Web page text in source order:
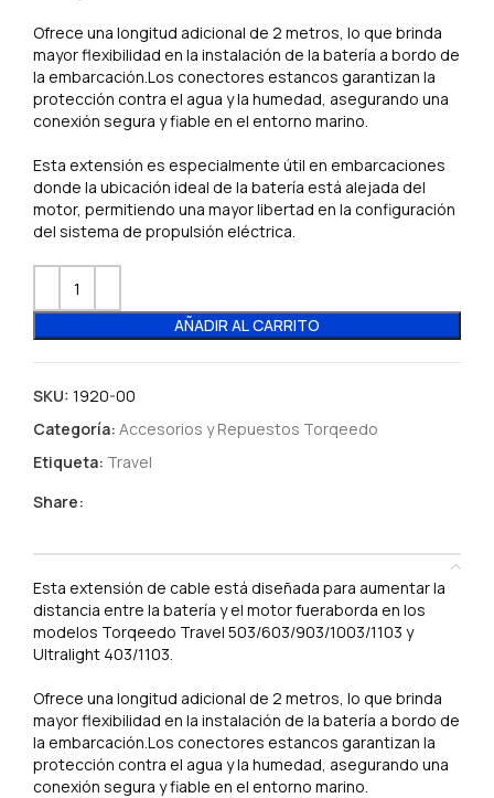
Ofrece una longitud adicional de 2 metros, lo que brinda
mayor flexibilidad en la instalación de la batería a bordo de
la embarcación.Los conectores estancos garantizan la
protección contra el agua y la humedad, asegurando una
conexión segura y fiable en el entorno marino.
Esta extensión es especialmente útil en embarcaciones
donde la ubicación ideal de la batería está alejada del
motor, permitiendo una mayor libertad en la configuración
del sistema de propulsión eléctrica.
AÑADIR AL CARRITO
SKU: 1920-00
Categoría: Accesorios y Repuestos Torqeedo
Etiqueta: Travel
Share:
Esta extensión de cable está diseñada para aumentar la
distancia entre la batería y el motor fueraborda en los
modelos Torqeedo Travel 503/603/903/1003/1103 y
Ultralight 403/1103.
Ofrece una longitud adicional de 2 metros, lo que brinda
mayor flexibilidad en la instalación de la batería a bordo de
la embarcación.Los conectores estancos garantizan la
protección contra el agua y la humedad, asegurando una
conexión segura y fiable en el entorno marino.